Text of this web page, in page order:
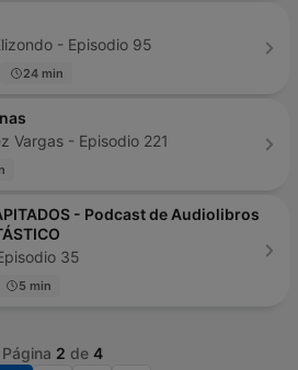
- Episodio 95
24 min
Vargas - Episodio 221
- Podcast de Audiolibros
35
5 min
Página 2 de 4